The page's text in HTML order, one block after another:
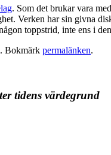
. Som det brukar vara
Verken har sin givna
toppstrid, inte ens i
. Bokmärk permalänken.
tidens värdegrund